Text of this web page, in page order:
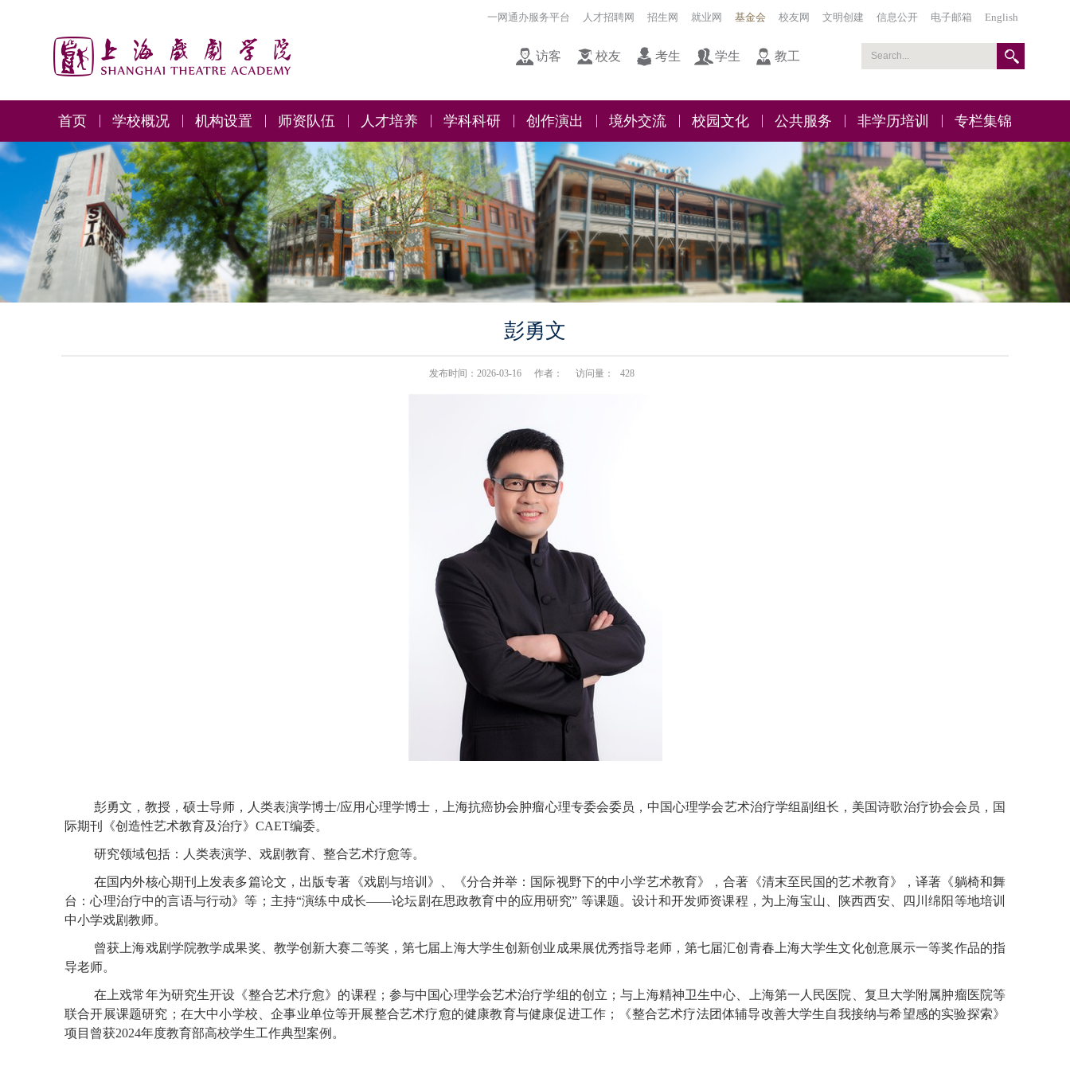
一网通办服务平台 人才招聘网 招生网 就业网 基金会 校友网 文明创建 信息公开 电子邮箱 English
访客 校友 考生 学生 教工
首页 学校概况 机构设置 师资队伍 人才培养 学科科研 创作演出 境外交流 校园文化 公共服务 非学历培训 专栏集锦
彭勇文
发布时间：2026-03-16 作者： 访问量： 428
彭勇文，教授，硕士导师，人类表演学博士/应用心理学博士，上海抗癌协会肿瘤心理专委会委员，中国心理学会艺术治疗学组副组长，美国诗歌治疗协会会员，国
际期刊《创造性艺术教育及治疗》CAET编委。
研究领域包括：人类表演学、戏剧教育、整合艺术疗愈等。
在国内外核心期刊上发表多篇论文，出版专著《戏剧与培训》、《分合并举：国际视野下的中小学艺术教育》，合著《清末至民国的艺术教育》，译著《躺椅和舞
台：心理治疗中的言语与行动》等；主持“演练中成长——论坛剧在思政教育中的应用研究” 等课题。设计和开发师资课程，为上海宝山、陕西西安、四川绵阳等地培训
中小学戏剧教师。
曾获上海戏剧学院教学成果奖、教学创新大赛二等奖，第七届上海大学生创新创业成果展优秀指导老师，第七届汇创青春上海大学生文化创意展示一等奖作品的指
导老师。
在上戏常年为研究生开设《整合艺术疗愈》的课程；参与中国心理学会艺术治疗学组的创立；与上海精神卫生中心、上海第一人民医院、复旦大学附属肿瘤医院等
联合开展课题研究；在大中小学校、企事业单位等开展整合艺术疗愈的健康教育与健康促进工作；《整合艺术疗法团体辅导改善大学生自我接纳与希望感的实验探索》
项目曾获2024年度教育部高校学生工作典型案例。